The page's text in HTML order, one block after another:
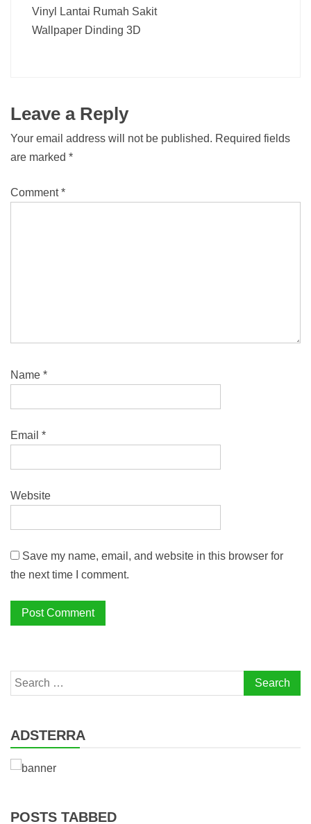
Vinyl Lantai Rumah Sakit
Wallpaper Dinding 3D
Leave a Reply
Your email address will not be published. Required fields
are marked *
Comment*
Name *
Email *
Website
Save my name, email, and website in this browser for
the next time I comment.
Search
for:
ADSTERRA
POSTS TABBED